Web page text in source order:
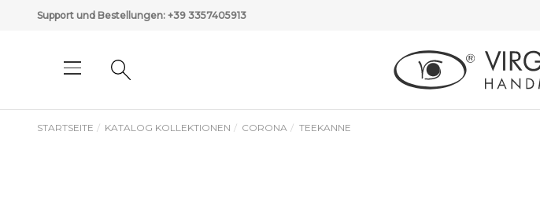
Support und Bestellungen: +39 3357405913
STARTSEITE KATALOG KOLLEKTIONEN CORONA TEEKANNE